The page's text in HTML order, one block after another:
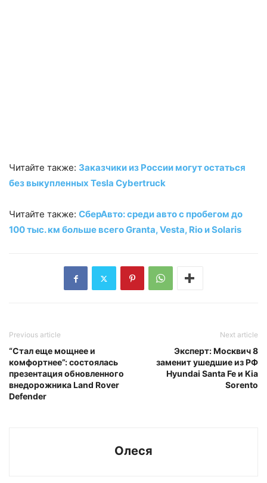
Читайте также: Заказчики из России могут остаться
без выкупленных Tesla Cybertruck
Читайте также: СберАвто: среди авто с пробегом до
100 тыс. км больше всего Granta, Vesta, Rio и Solaris
Previous article
“Стал еще мощнее и
комфортнее”: состоялась
презентация обновленного
внедорожника Land Rover
Defender
Next article
Эксперт: Москвич 8
заменит ушедшие из РФ
Hyundai Santa Fe и Kia
Sorento
Олеся